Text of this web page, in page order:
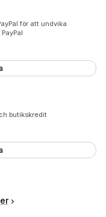
för att undvika
butikskredit